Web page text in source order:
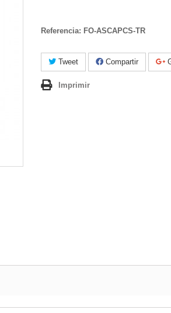
Referencia: FO-ASCAPCS-TR
Tweet Compartir
Imprimir